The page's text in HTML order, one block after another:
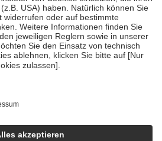
und Früherkennung, die von der
dass es sich um echte Bewertungen
de/articles/4419944605341